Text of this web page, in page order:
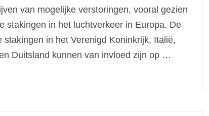
van mogelijke verstoringen, vooral gezien
stakingen in het luchtverkeer in Europa. De
stakingen in het Verenigd Koninkrijk, Italië,
Duitsland kunnen van invloed zijn op …